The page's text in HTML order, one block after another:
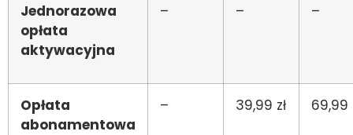
Jednorazowa
opłata
aktywacyjna
– – –
Opłata
abonamentowa
– 39,99 zł 69,99